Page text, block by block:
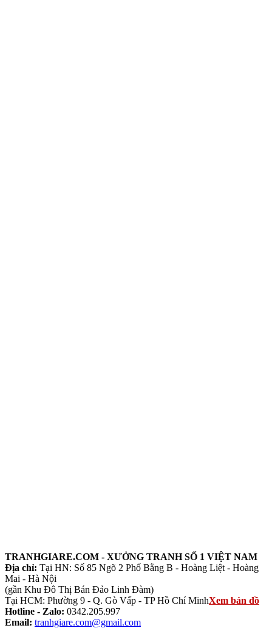
TRANHGIARE.COM - XƯỞNG TRANH SỐ 1 VIỆT NAM
Địa chỉ: Tại HN: Số 85 Ngõ 2 Phố Bằng B - Hoàng Liệt - Hoàng
Mai - Hà Nội
(gần Khu Đô Thị Bán Đảo Linh Đàm)
Tại HCM: Phường 9 - Q. Gò Vấp - TP Hồ Chí MinhXem bản đồ
Hotline - Zalo: 0342.205.997
Email: tranhgiare.com@gmail.com